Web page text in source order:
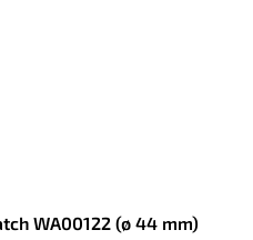
WA00122 (ø 44 mm)